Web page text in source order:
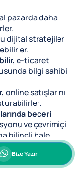
pazarda daha
dijital stratejiler
e-ticaret
bilgi sahibi
online satışlarını
beceri
ve çevrimiçi
bilinçli hale
Bize Yazın